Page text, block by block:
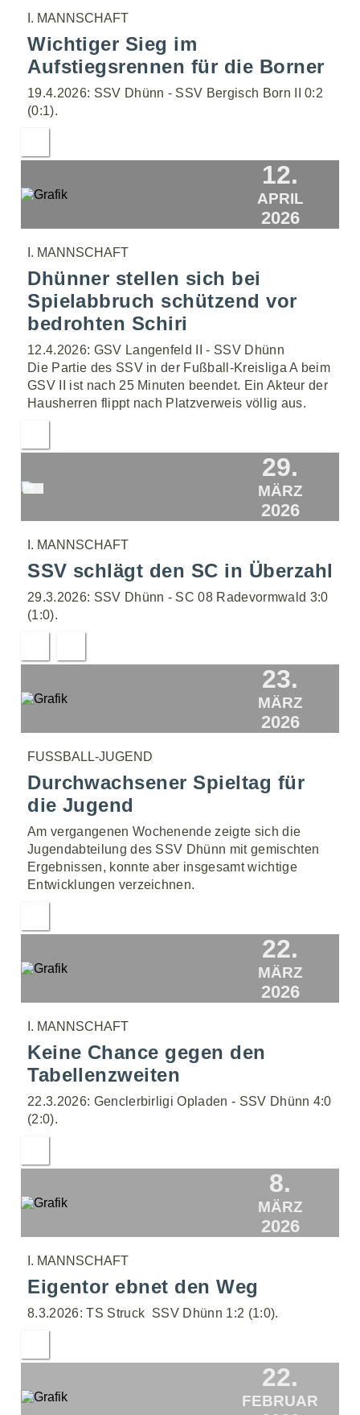
I. MANNSCHAFT
Wichtiger Sieg im
Aufstiegsrennen für die Borner
19.4.2026: SSV Dhünn - SSV Bergisch Born II 0:2
(0:1).
12.
APRIL
2026
I. MANNSCHAFT
Dhünner stellen sich bei
Spielabbruch schützend vor
bedrohten Schiri
12.4.2026: GSV Langenfeld II - SSV Dhünn
Die Partie des SSV in der Fußball-Kreisliga A beim
GSV II ist nach 25 Minuten beendet. Ein Akteur der
Hausherren flippt nach Platzverweis völlig aus.
29.
MÄRZ
2026
I. MANNSCHAFT
SSV schlägt den SC in Überzahl
29.3.2026: SSV Dhünn - SC 08 Radevormwald 3:0
(1:0).
23.
MÄRZ
2026
FUSSBALL-JUGEND
Durchwachsener Spieltag für
die Jugend
Am vergangenen Wochenende zeigte sich die
Jugendabteilung des SSV Dhünn mit gemischten
Ergebnissen, konnte aber insgesamt wichtige
Entwicklungen verzeichnen.
22.
MÄRZ
2026
I. MANNSCHAFT
Keine Chance gegen den
Tabellenzweiten
22.3.2026: Genclerbirligi Opladen - SSV Dhünn 4:0
(2:0).
8.
MÄRZ
2026
I. MANNSCHAFT
Eigentor ebnet den Weg
8.3.2026: TS Struck  SSV Dhünn 1:2 (1:0).
22.
FEBRUAR